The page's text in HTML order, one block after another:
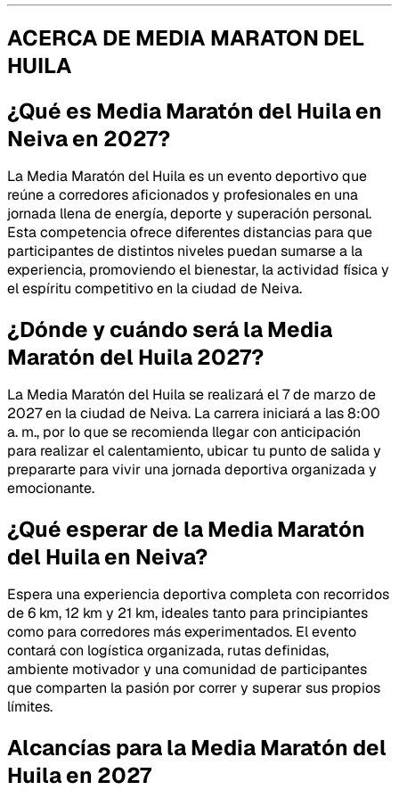
ACERCA DE MEDIA MARATON DEL
HUILA
¿Qué es Media Maratón del Huila en
Neiva en 2027?
La Media Maratón del Huila es un evento deportivo que
reúne a corredores aficionados y profesionales en una
jornada llena de energía, deporte y superación personal.
Esta competencia ofrece diferentes distancias para que
participantes de distintos niveles puedan sumarse a la
experiencia, promoviendo el bienestar, la actividad física y
el espíritu competitivo en la ciudad de Neiva.
¿Dónde y cuándo será la Media
Maratón del Huila 2027?
La Media Maratón del Huila se realizará el 7 de marzo de
2027 en la ciudad de Neiva. La carrera iniciará a las 8:00
a. m., por lo que se recomienda llegar con anticipación
para realizar el calentamiento, ubicar tu punto de salida y
prepararte para vivir una jornada deportiva organizada y
emocionante.
¿Qué esperar de la Media Maratón
del Huila en Neiva?
Espera una experiencia deportiva completa con recorridos
de 6 km, 12 km y 21 km, ideales tanto para principiantes
como para corredores más experimentados. El evento
contará con logística organizada, rutas definidas,
ambiente motivador y una comunidad de participantes
que comparten la pasión por correr y superar sus propios
límites.
Alcancías para la Media Maratón del
Huila en 2027